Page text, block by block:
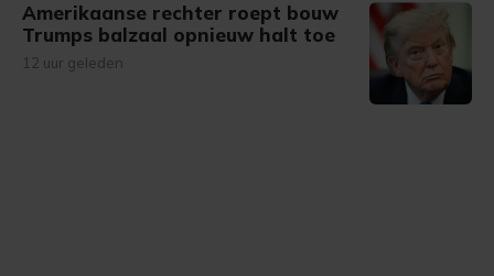
Amerikaanse rechter roept bouw
Trumps balzaal opnieuw halt toe
12 uur geleden